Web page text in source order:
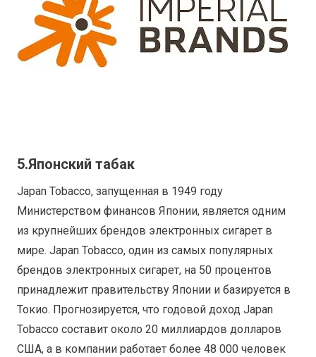
5.Японский табак
Japan Tobacco, запущенная в 1949 году
Министерством финансов Японии, является одним
из крупнейших брендов электронных сигарет в
мире. Japan Tobacco, один из самых популярных
брендов электронных сигарет, на 50 процентов
принадлежит правительству Японии и базируется в
Токио. Прогнозируется, что годовой доход Japan
Tobacco составит около 20 миллиардов долларов
США, а в компании работает более 48 000 человек